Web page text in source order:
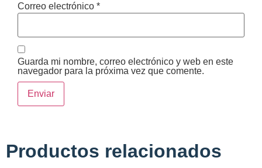
Correo electrónico *
Guarda mi nombre, correo electrónico y web en este
navegador para la próxima vez que comente.
Productos relacionados